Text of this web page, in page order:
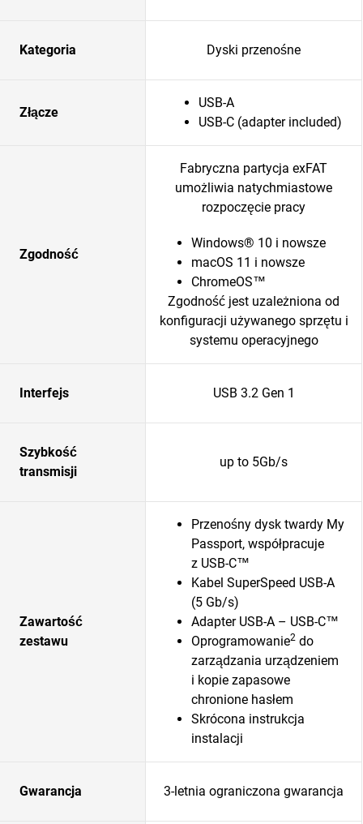
Kategoria Dyski przenośne
Złącze
USB-A
USB-C (adapter included)
Zgodność
Fabryczna partycja exFAT
umożliwia natychmiastowe
rozpoczęcie pracy
Windows® 10 i nowsze
macOS 11 i nowsze
ChromeOS™
Zgodność jest uzależniona od
konfiguracji używanego sprzętu i
systemu operacyjnego
Interfejs USB 3.2 Gen 1
Szybkość
transmisji
up to 5Gb/s
Zawartość
zestawu
Przenośny dysk twardy My
Passport, współpracuje
z USB-C™
Kabel SuperSpeed USB-A
(5 Gb/s)
Adapter USB-A – USB-C™
Oprogramowanie2 do
zarządzania urządzeniem
i kopie zapasowe
chronione hasłem
Skrócona instrukcja
instalacji
Gwarancja 3-letnia ograniczona gwarancja